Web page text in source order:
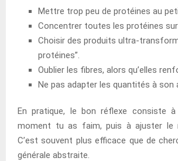
Mettre trop peu de protéines au
Concentrer toutes les protéines sur
Choisir des produits ultra-
protéines”.
Oublier les fibres, alors qu’elles
Ne pas adapter les quantités à son
En pratique, le bon réflexe consiste
moment tu as faim, puis à ajuster le
C’est souvent plus efficace que de
générale abstraite.